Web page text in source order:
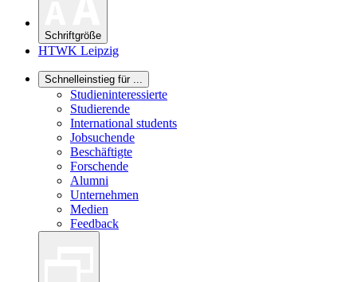
Schriftgröße
HTWK Leipzig
Schnelleinstieg für ...
Studieninteressierte
Studierende
International students
Jobsuchende
Beschäftigte
Forschende
Alumni
Unternehmen
Medien
Feedback